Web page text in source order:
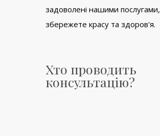
задоволені нашими послугами,
збережете красу та здоров'я.
Хто проводить
консультацію?